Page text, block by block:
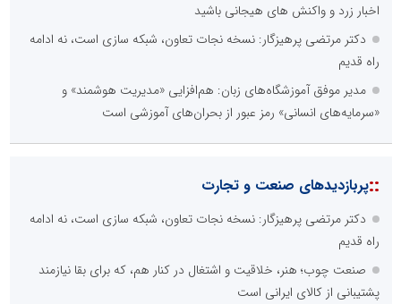
اخبار زرد و واکنش های هیجانی باشید
دکتر مرتضی پرهیزگار: نسخه نجات تعاون، شبکه سازی است، نه ادامه
راه قدیم
مدیر موفق آموزشگاه‌های زبان: هم‌افزایی «مدیریت هوشمند» و
«سرمایه‌های انسانی» رمز عبور از بحران‌های آموزشی است
::پربازدیدهای صنعت و تجارت
دکتر مرتضی پرهیزگار: نسخه نجات تعاون، شبکه سازی است، نه ادامه
راه قدیم
صنعت چوب؛ هنر، خلاقیت و اشتغال در کنار هم، که برای بقا نیازمند
پشتیبانی از کالای ایرانی است